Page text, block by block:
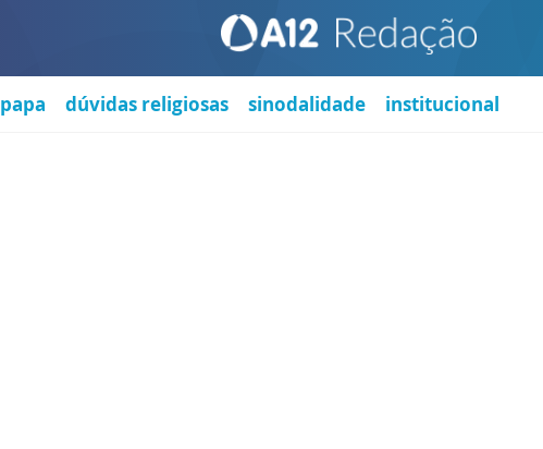
papa dúvidas religiosas sinodalidade institucional